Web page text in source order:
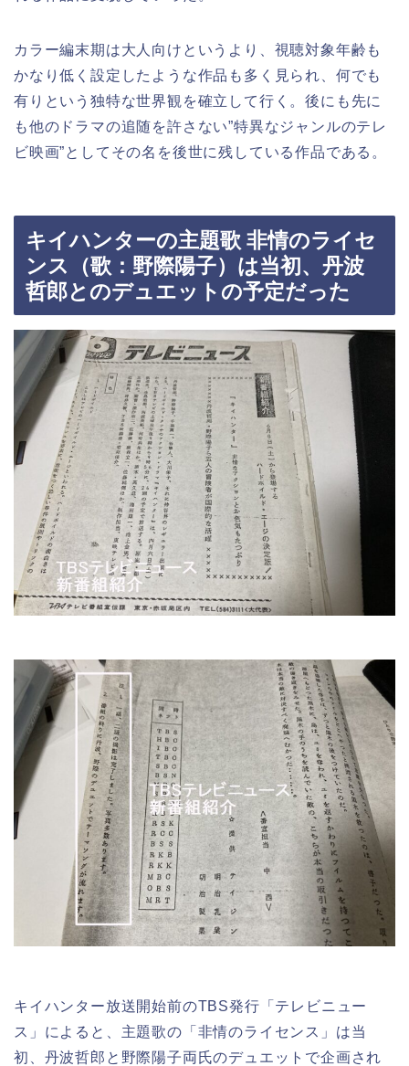
カラー編末期は大人向けというより、視聴対象年齢も
かなり低く設定したような作品も多く見られ、何でも
有りという独特な世界観を確立して行く。後にも先に
も他のドラマの追随を許さない”特異なジャンルのテレ
ビ映画”としてその名を後世に残している作品である。
キイハンターの主題歌 非情のライセ
ンス（歌：野際陽子）は当初、丹波
哲郎とのデュエットの予定だった
キイハンター放送開始前のTBS発行「テレビニュー
ス」によると、主題歌の「非情のライセンス」は当
初、丹波哲郎と野際陽子両氏のデュエットで企画され